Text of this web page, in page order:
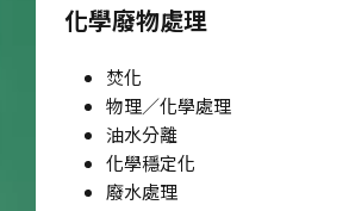
化學廢物處理
焚化
物理／化學處理
油水分離
化學穩定化
廢水處理